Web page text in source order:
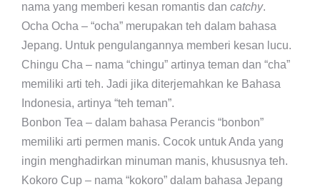
nama yang memberi kesan romantis dan catchy.
Ocha Ocha – “ocha” merupakan teh dalam bahasa
Jepang. Untuk pengulangannya memberi kesan lucu.
Chingu Cha – nama “chingu” artinya teman dan “cha”
memiliki arti teh. Jadi jika diterjemahkan ke Bahasa
Indonesia, artinya “teh teman”.
Bonbon Tea – dalam bahasa Perancis “bonbon”
memiliki arti permen manis. Cocok untuk Anda yang
ingin menghadirkan minuman manis, khususnya teh.
Kokoro Cup – nama “kokoro” dalam bahasa Jepang